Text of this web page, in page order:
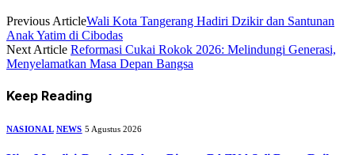
Previous ArticleWali Kota Tangerang Hadiri Dzikir dan Santunan
Anak Yatim di Cibodas
Next Article Reformasi Cukai Rokok 2026: Melindungi Generasi,
Menyelamatkan Masa Depan Bangsa
Keep Reading
NASIONAL NEWS 5 Agustus 2026